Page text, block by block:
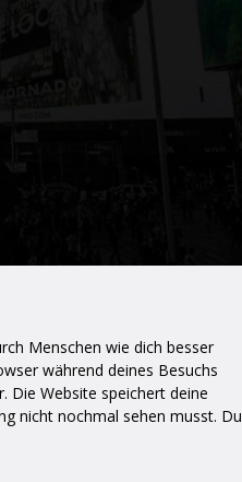
Menschen wie dich besser
während deines Besuchs
Die Website speichert deine
nicht nochmal sehen musst. Du